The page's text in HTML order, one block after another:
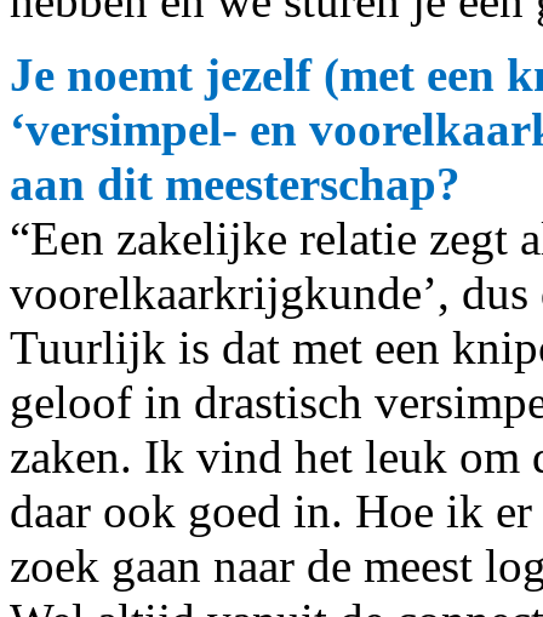
Je noemt jezelf (met een
‘versimpel- en
aan dit meesterschap?
“Een zakelijke relatie zegt
voorelkaarkrijgkunde’,
Tuurlijk is dat met een
geloof in drastisch
zaken. Ik vind het leuk om
daar ook goed in. Hoe ik
zoek gaan naar de meest